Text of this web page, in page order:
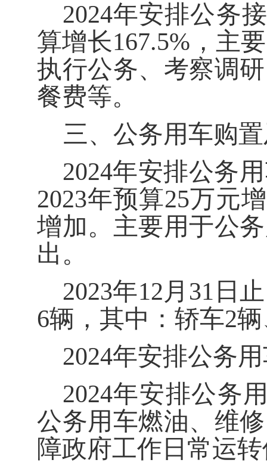
2024年安排公务
算增长167.5% ，主
执行公务、考察调
餐费等。
三、公务用车购
2024年安排公务
2023年预算25万元
增加。主要用于公
出。
2023年12 月 31 日
6辆 ， 其中：轿车2
2024年安排公务
2024年安排公务
公务用车燃油、维
障政府工作日常运